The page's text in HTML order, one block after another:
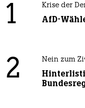
1 Krise der
AfD-
2 Nein zum